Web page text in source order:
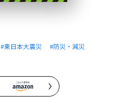
#東日本大震災 #防災・減災